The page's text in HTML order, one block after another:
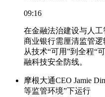
09:16
在金融法治建设与人工
商业银行需厘清监管
从技术“可用”到全程“
融科技安全防线。
摩根大通CEO Jamie
等监管环境”下运行